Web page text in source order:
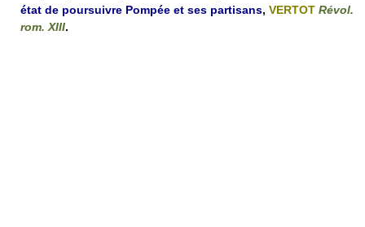
état de poursuivre Pompée et ses partisans, VERTOT Révol.
rom. XIII.